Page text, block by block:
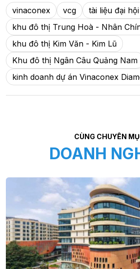
vinaconex vcg
tài liệu đại
khu đô thị Trung Hoà - Nhân
khu đô thị Kim Văn - Kim Lũ
Khu đô thị Ngân Câu Quảng Nam
kinh doanh dự án Vinaconex
CÙNG CHUYÊN
DOANH